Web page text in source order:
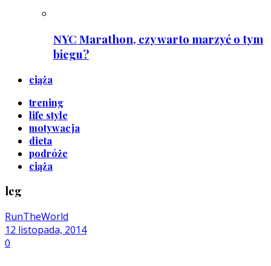
NYC Marathon, czy warto marzyć o tym
biegu?
ciąża
trening
life style
motywacja
dieta
podróże
ciąża
leg
RunTheWorld
12 listopada, 2014
0